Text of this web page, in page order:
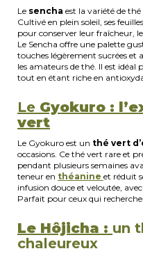
Le sencha est la variété de
Cultivé en plein soleil, ses
pour conserver leur fraîcheur,
Le Sencha offre une palette
touches légèrement sucrées
les amateurs de thé. Il est
tout en étant riche en
Le Gyokuro :
vert
Le Gyokuro est un thé vert
occasions. Ce thé vert rare et
pendant plusieurs semaines
teneur en théanine et réduit
infusion douce et veloutée,
Parfait pour ceux qui
Le Hôjicha : un
chaleureux